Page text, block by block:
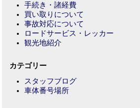
手続き・諸経費
買い取りについて
事故対応について
ロードサービス・レッカー
観光地紹介
カテゴリー
スタッフブログ
車体番号場所